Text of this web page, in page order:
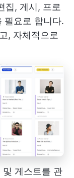
집, 게시, 프로
필요로 합니다.
, 자체적으로
및 게스트를 관